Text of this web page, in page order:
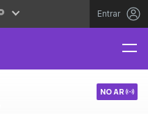
Entrar
NO AR